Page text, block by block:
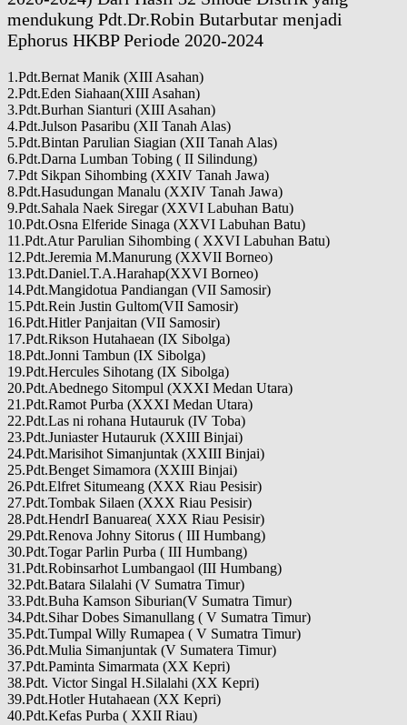
mendukung Pdt.Dr.Robin Butarbutar menjadi
Ephorus HKBP Periode 2020-2024
1.Pdt.Bernat Manik (XIII Asahan)
2.Pdt.Eden Siahaan(XIII Asahan)
3.Pdt.Burhan Sianturi (XIII Asahan)
4.Pdt.Julson Pasaribu (XII Tanah Alas)
5.Pdt.Bintan Parulian Siagian (XII Tanah Alas)
6.Pdt.Darna Lumban Tobing ( II Silindung)
7.Pdt Sikpan Sihombing (XXIV Tanah Jawa)
8.Pdt.Hasudungan Manalu (XXIV Tanah Jawa)
9.Pdt.Sahala Naek Siregar (XXVI Labuhan Batu)
10.Pdt.Osna Elferide Sinaga (XXVI Labuhan Batu)
11.Pdt.Atur Parulian Sihombing ( XXVI Labuhan Batu)
12.Pdt.Jeremia M.Manurung (XXVII Borneo)
13.Pdt.Daniel.T.A.Harahap(XXVI Borneo)
14.Pdt.Mangidotua Pandiangan (VII Samosir)
15.Pdt.Rein Justin Gultom(VII Samosir)
16.Pdt.Hitler Panjaitan (VII Samosir)
17.Pdt.Rikson Hutahaean (IX Sibolga)
18.Pdt.Jonni Tambun (IX Sibolga)
19.Pdt.Hercules Sihotang (IX Sibolga)
20.Pdt.Abednego Sitompul (XXXI Medan Utara)
21.Pdt.Ramot Purba (XXXI Medan Utara)
22.Pdt.Las ni rohana Hutauruk (IV Toba)
23.Pdt.Juniaster Hutauruk (XXIII Binjai)
24.Pdt.Marisihot Simanjuntak (XXIII Binjai)
25.Pdt.Benget Simamora (XXIII Binjai)
26.Pdt.Elfret Situmeang (XXX Riau Pesisir)
27.Pdt.Tombak Silaen (XXX Riau Pesisir)
28.Pdt.HendrI Banuarea( XXX Riau Pesisir)
29.Pdt.Renova Johny Sitorus ( III Humbang)
30.Pdt.Togar Parlin Purba ( III Humbang)
31.Pdt.Robinsarhot Lumbangaol (III Humbang)
32.Pdt.Batara Silalahi (V Sumatra Timur)
33.Pdt.Buha Kamson Siburian(V Sumatra Timur)
34.Pdt.Sihar Dobes Simanullang ( V Sumatra Timur)
35.Pdt.Tumpal Willy Rumapea ( V Sumatra Timur)
36.Pdt.Mulia Simanjuntak (V Sumatera Timur)
37.Pdt.Paminta Simarmata (XX Kepri)
38.Pdt. Victor Singal H.Silalahi (XX Kepri)
39.Pdt.Hotler Hutahaean (XX Kepri)
40.Pdt.Kefas Purba ( XXII Riau)